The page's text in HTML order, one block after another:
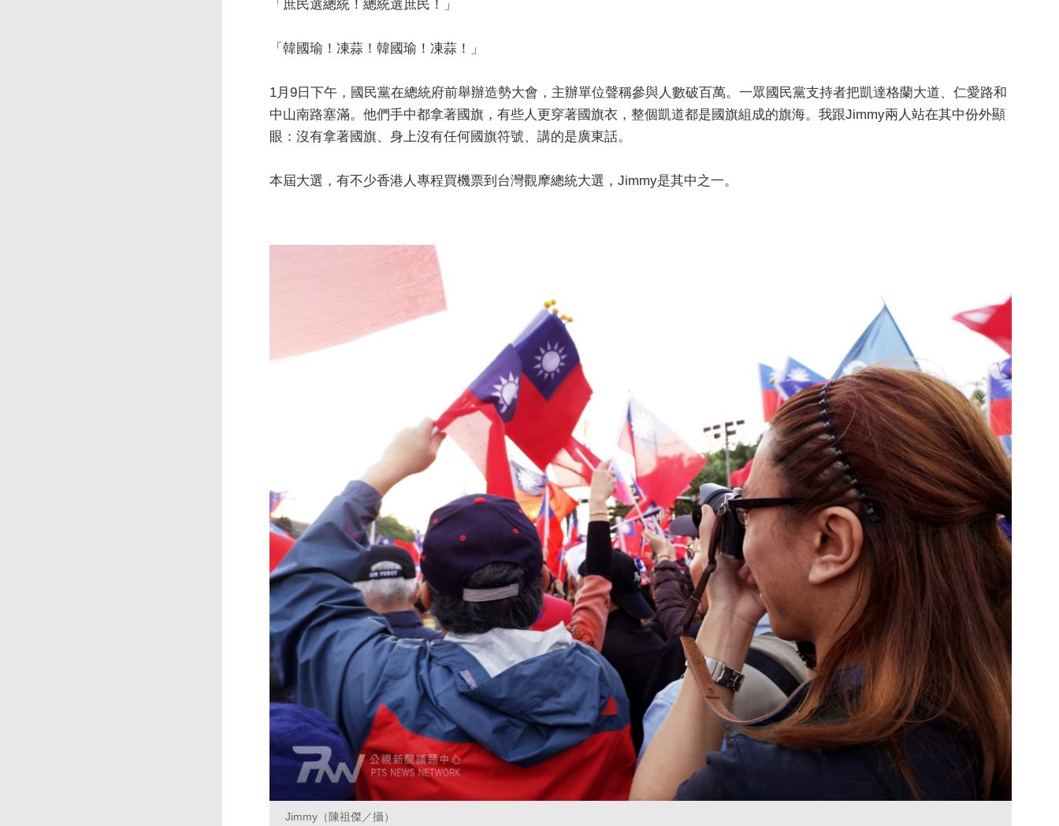
「庶民選總統！總統選庶民！」
「韓國瑜！凍蒜！韓國瑜！凍蒜！」
1月9日下午，國民黨在總統府前舉辦造勢大會，主辦單位聲稱參與人數破百萬。一眾國民黨支持者把凱達格蘭大道、仁愛路和
中山南路塞滿。他們手中都拿著國旗，有些人更穿著國旗衣，整個凱道都是國旗組成的旗海。我跟Jimmy兩人站在其中份外顯
眼：沒有拿著國旗、身上沒有任何國旗符號、講的是廣東話。
本屆大選，有不少香港人專程買機票到台灣觀摩總統大選，Jimmy是其中之一。
Jimmy（陳祖傑／攝）